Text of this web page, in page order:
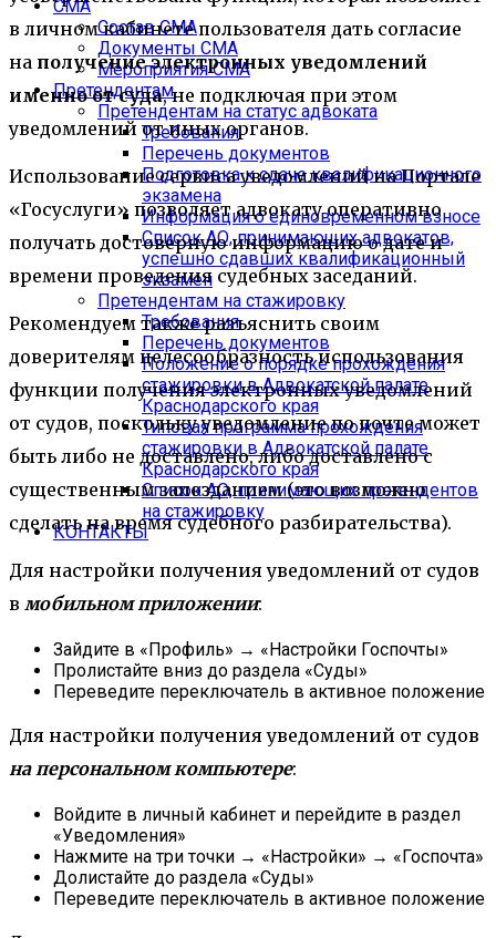
СМА
Состав СМА
Документы СМА
Мероприятия СМА
Претендентам
Претендентам на статус адвоката
Требования
Перечень документов
Подготовка к сдаче квалификационного
экзамена
Информация о единовременном взносе
Список АО, принимающих адвокатов,
успешно сдавших квалификационный
экзамен
Претендентам на стажировку
Требования
Перечень документов
Положение о порядке прохождения
стажировки в Адвокатской палате
Краснодарского края
Типовая программа прохождения
стажировки в Адвокатской палате
Краснодарского края
Список АО, принимающих претендентов
на стажировку
КОНТАКТЫ
в личном кабинете пользователя дать согласие
на получение электронных уведомлений
именно от суда, не подключая при этом
уведомлений от иных органов.
Использование сервиса уведомлений на Портале
«Госуслуги» позволяет адвокату оперативно
получать достоверную информацию о дате и
времени проведения судебных заседаний.
Рекомендуем также разъяснить своим
доверителям целесообразность использования
функции получения электронных уведомлений
от судов, поскольку уведомление по почте может
быть либо не доставлено, либо доставлено с
существенным запозданием (это возможно
сделать на время судебного разбирательства).
Для настройки получения уведомлений от судов
в мобильном приложении:
Зайдите в «Профиль» → «Настройки Госпочты»
Пролистайте вниз до раздела «Суды»
Переведите переключатель в активное положение
Для настройки получения уведомлений от судов
на персональном компьютере:
Войдите в личный кабинет и перейдите в раздел
«Уведомления»
Нажмите на три точки → «Настройки» → «Госпочта»
Долистайте до раздела «Суды»
Переведите переключатель в активное положение